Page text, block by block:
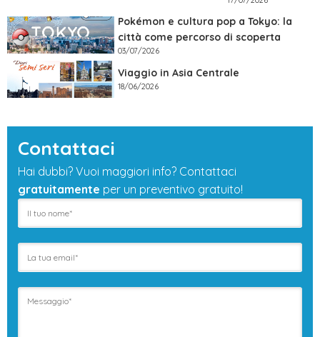
Pokémon e cultura pop a Tokyo: la
città come percorso di scoperta
03/07/2026
Viaggio in Asia Centrale
18/06/2026
Contattaci
Hai dubbi? Vuoi maggiori info? Contattaci
gratuitamente per un preventivo gratuito!